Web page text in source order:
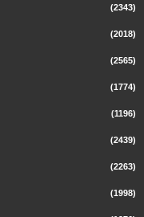
(2343)
(2018)
(2565)
(1774)
(1196)
(2439)
(2263)
(1998)